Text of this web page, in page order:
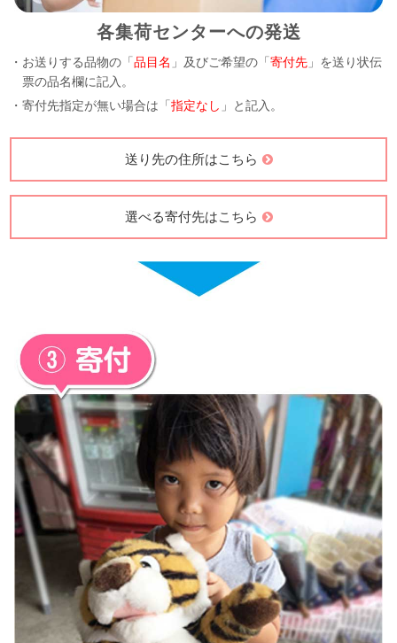
各集荷センターへの発送
・お送りする品物の「品目名 」及びご希望の「寄付先 」を送り状伝
票の品名欄に記入。
・寄付先指定が無い場合は「指定なし 」と記入。
送り先の住所はこちら
選べる寄付先はこちら